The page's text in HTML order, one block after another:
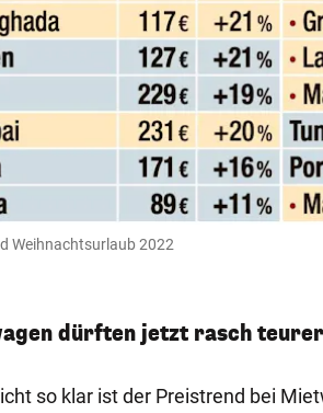
Weihnachtsurlaub 2022
dürften jetzt rasch
so klar ist der Preistrend bei